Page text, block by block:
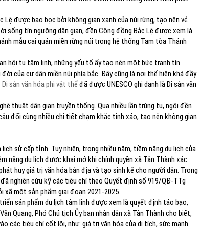
được bao bọc bởi không gian xanh của núi rừng, tạo nên vẻ
sống tín ngưỡng dân gian, đền Công đồng Bắc Lệ được xem là
mẫu cai quản miền rừng núi trong hệ thống Tam tòa Thánh
hội tụ tâm linh, những yếu tố ấy tạo nên một bức tranh tín
của cư dân miền núi phía bắc. Đây cũng là nơi thể hiện khá đầy
Di sản văn hóa phi vật thểđã được UNESCO ghi danh là Di sản văn
thuật dân gian truyền thống. Qua nhiều lần trùng tu, ngôi đền
đối cùng nhiều chi tiết chạm khắc tinh xảo, tạo nên không gian
sử cấp tỉnh. Tuy nhiên, trong nhiều năm, tiềm năng du lịch của
du lịch được khai mở khi chính quyền xã Tân Thành xác
huy giá trị văn hóa bản địa và tạo sinh kế cho người dân. Trong
nghiên cứu kỹ các tiêu chí theo Quyết định số 919/QĐ-TTg
xã một sản phẩm giai đoạn 2021-2025.
sản phẩm du lịch tâm linh được xem là quyết định táo bạo,
Quang, Phó Chủ tịch Ủy ban nhân dân xã Tân Thành cho biết,
các tiêu chí cốt lõi, như: giá trị văn hóa của di tích, sức mạnh